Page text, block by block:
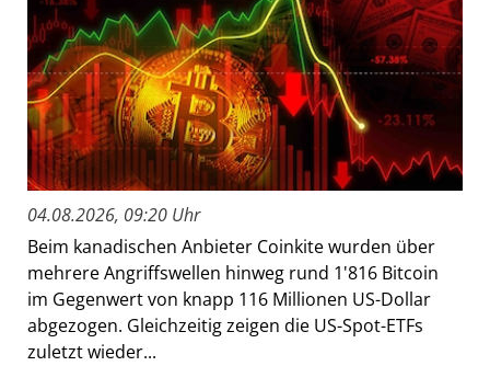
04.08.2026, 09:20 Uhr
Beim kanadischen Anbieter Coinkite wurden über
mehrere Angriffswellen hinweg rund 1'816 Bitcoin
im Gegenwert von knapp 116 Millionen US-Dollar
abgezogen. Gleichzeitig zeigen die US-Spot-ETFs
zuletzt wieder...